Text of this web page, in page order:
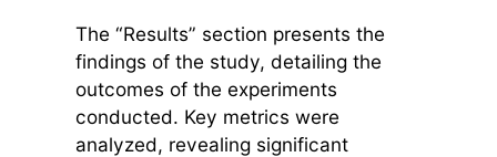
The “Results” section presents the
findings of the study, detailing the
outcomes of the experiments
conducted. Key metrics were
analyzed, revealing significant